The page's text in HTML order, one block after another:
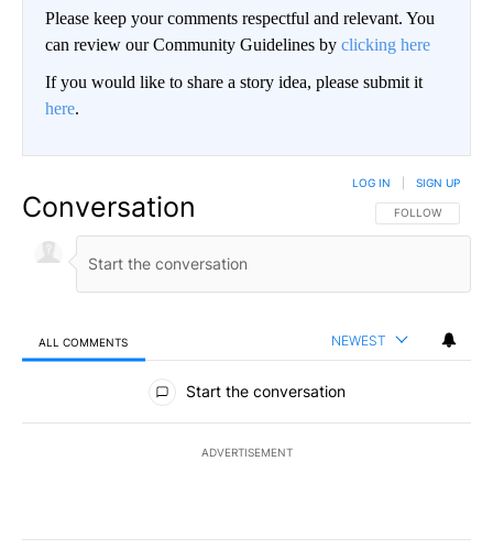
Please keep your comments respectful and relevant. You
can review our Community Guidelines by clicking here
If you would like to share a story idea, please submit it
here.
Conversation FOLLOW THIS
FOLLOW
LOG IN SIGN UP
ALL COMMENTS NEWEST
All Comments
Start the conversation
ADVERTISEMENT